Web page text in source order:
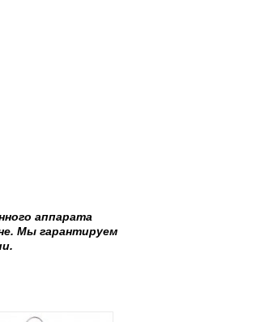
аппарата
Мы гарантируем